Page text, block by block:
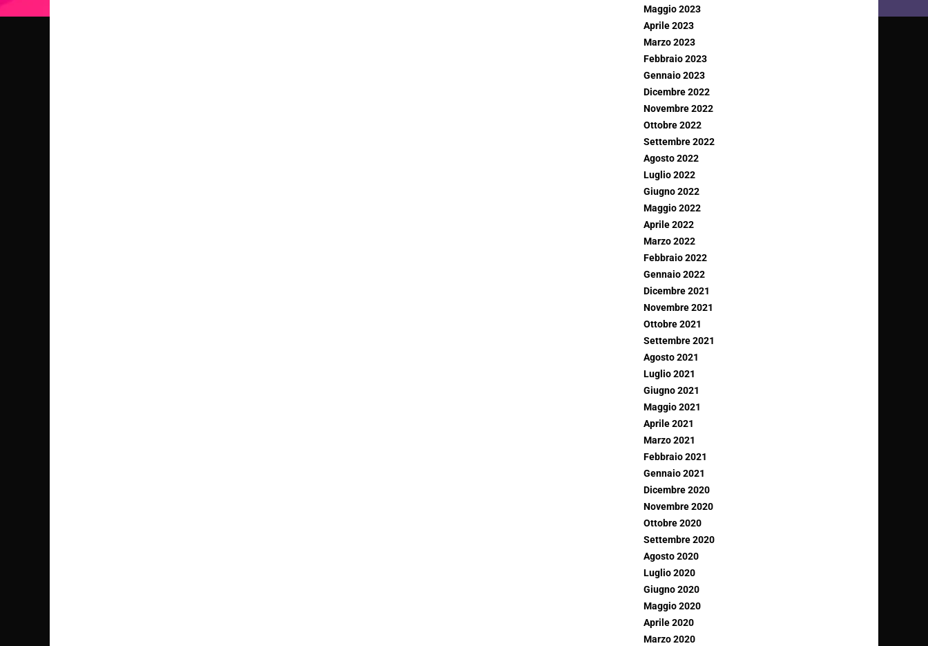
Maggio 2023
Aprile 2023
Marzo 2023
Febbraio 2023
Gennaio 2023
Dicembre 2022
Novembre 2022
Ottobre 2022
Settembre 2022
Agosto 2022
Luglio 2022
Giugno 2022
Maggio 2022
Aprile 2022
Marzo 2022
Febbraio 2022
Gennaio 2022
Dicembre 2021
Novembre 2021
Ottobre 2021
Settembre 2021
Agosto 2021
Luglio 2021
Giugno 2021
Maggio 2021
Aprile 2021
Marzo 2021
Febbraio 2021
Gennaio 2021
Dicembre 2020
Novembre 2020
Ottobre 2020
Settembre 2020
Agosto 2020
Luglio 2020
Giugno 2020
Maggio 2020
Aprile 2020
Marzo 2020